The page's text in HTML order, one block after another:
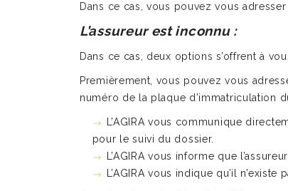
Dans ce cas, vous pouvez vous
L’assureur est inconnu :
Dans ce cas, deux options s’offrent à
Premièrement, vous pouvez vous
numéro de la plaque d’immatriculation
L’AGIRA vous communique
pour le suivi du dossier.
L’AGIRA vous informe que
L’AGIRA vous indique qu’il